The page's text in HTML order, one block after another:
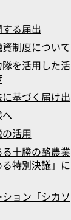
る届出
制度について
を活用した活
基づく届け出
活用
る十勝の酪農業
特別決議」に
ョン「シカソ